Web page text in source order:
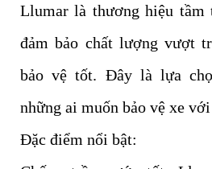
Llumar là thương hiệu tầm
đảm bảo chất lượng vượt
bảo vệ tốt. Đây là lựa
những ai muốn bảo vệ xe
Đặc điểm nổi bật: